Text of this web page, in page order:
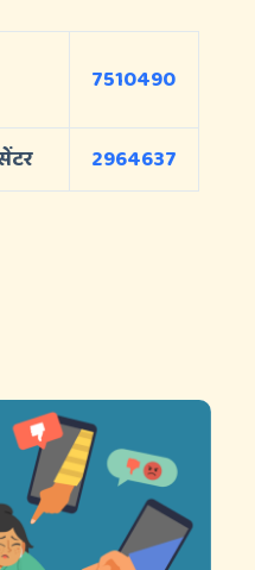
7510490
2964637